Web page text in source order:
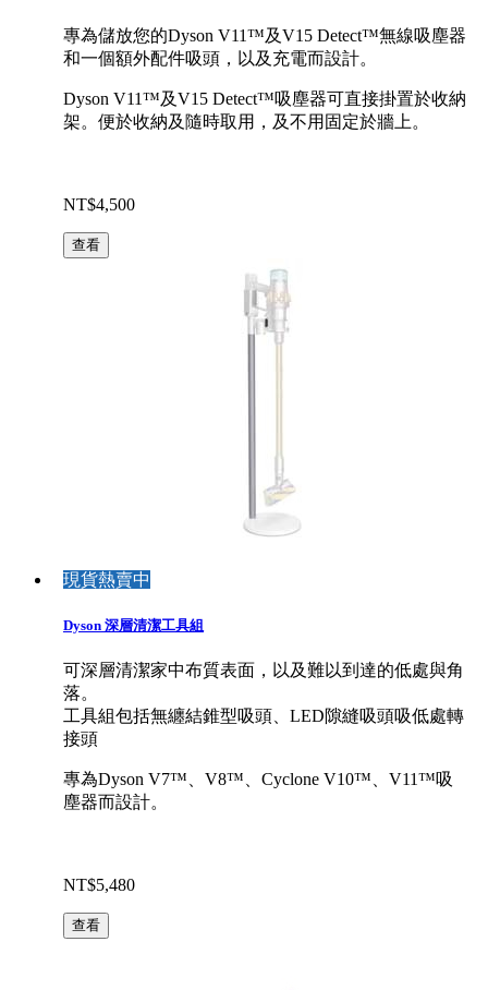
專為儲放您的Dyson V11™及V15 Detect™無線吸塵器
和一個額外配件吸頭，以及充電而設計。
Dyson V11™及V15 Detect™吸塵器可直接掛置於收納
架。便於收納及隨時取用，及不用固定於牆上。
NT$4,500
查看
現貨熱賣中
Dyson 深層清潔工具組
可深層清潔家中布質表面，以及難以到達的低處與角
落。
工具組包括無纏結錐型吸頭、LED隙縫吸頭吸低處轉
接頭
專為Dyson V7™、V8™、Cyclone V10™、V11™吸
塵器而設計。
NT$5,480
查看